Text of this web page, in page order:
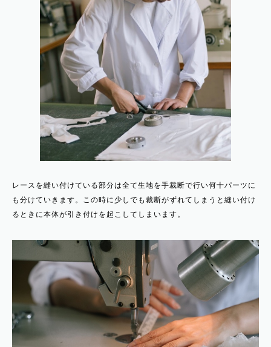
レースを縫い付けている部分は全て生地を手裁断で行い何十パーツに
も分けていきます。この時に少しでも裁断がずれてしまうと縫い付け
るときに本体が引き付けを起こしてしまいます。